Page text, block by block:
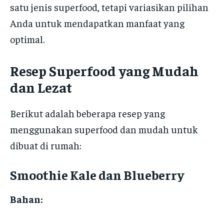
satu jenis superfood, tetapi variasikan pilihan
Anda untuk mendapatkan manfaat yang
optimal.
Resep Superfood yang Mudah
dan Lezat
Berikut adalah beberapa resep yang
menggunakan superfood dan mudah untuk
dibuat di rumah:
Smoothie Kale dan Blueberry
Bahan: